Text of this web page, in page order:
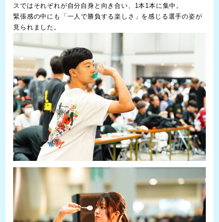
スではそれぞれが自分自身と向き合い、1本1本に集中。
緊張感の中にも「一人で勝負する楽しさ」を感じる選手の姿が
見られました。